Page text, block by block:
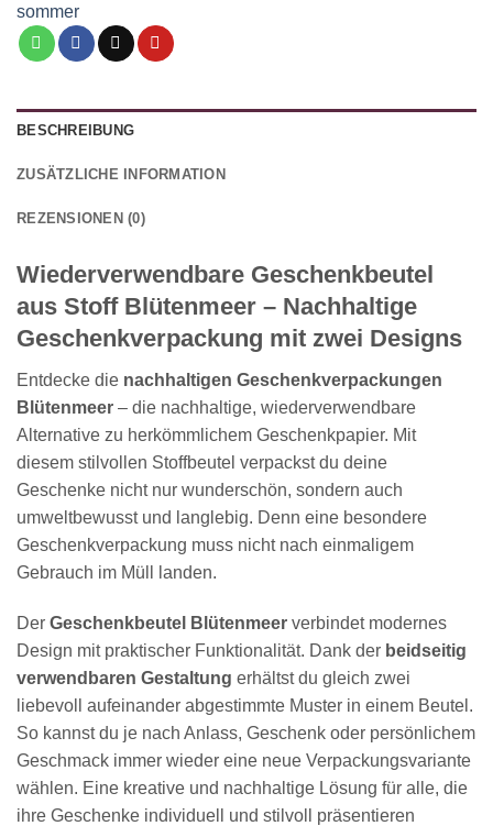
sommer
BESCHREIBUNG
ZUSÄTZLICHE INFORMATION
REZENSIONEN (0)
Wiederverwendbare Geschenkbeutel
aus Stoff Blütenmeer – Nachhaltige
Geschenkverpackung mit zwei Designs
Entdecke die nachhaltigen Geschenkverpackungen
Blütenmeer – die nachhaltige, wiederverwendbare
Alternative zu herkömmlichem Geschenkpapier. Mit
diesem stilvollen Stoffbeutel verpackst du deine
Geschenke nicht nur wunderschön, sondern auch
umweltbewusst und langlebig. Denn eine besondere
Geschenkverpackung muss nicht nach einmaligem
Gebrauch im Müll landen.
Der Geschenkbeutel Blütenmeer verbindet modernes
Design mit praktischer Funktionalität. Dank der beidseitig
verwendbaren Gestaltung erhältst du gleich zwei
liebevoll aufeinander abgestimmte Muster in einem Beutel.
So kannst du je nach Anlass, Geschenk oder persönlichem
Geschmack immer wieder eine neue Verpackungsvariante
wählen. Eine kreative und nachhaltige Lösung für alle, die
ihre Geschenke individuell und stilvoll präsentieren